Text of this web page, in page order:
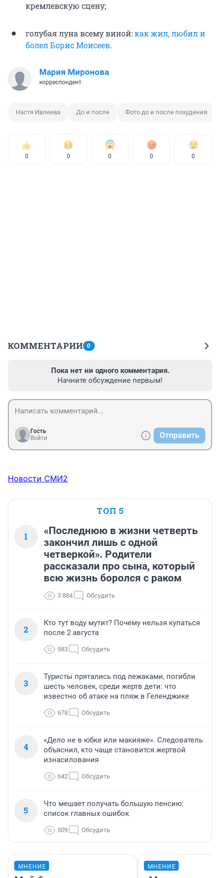
кремлевскую сцену;
голубая луна всему виной:как жил, любил и
болел Борис Моисеев.
Мария Миронова
корреспондент
Настя Ивлеева До и после Фото до и после похудения
0 0 0 0 0
КОММЕНТАРИИ 0
Пока нет ни одного комментария.
Начните обсуждение первым!
Гость
Войти
Отправить
Новости СМИ2
ТОП 5
1
«Последнюю в жизни четверть
закончил лишь с одной
четверкой». Родители
рассказали про сына, который
всю жизнь боролся с раком
3 884 Обсудить
2
Кто тут воду мутит? Почему нельзя купаться
после 2 августа
983 Обсудить
3
Туристы прятались под лежаками, погибли
шесть человек, среди жертв дети: что
известно об атаке на пляж в Геленджике
678 Обсудить
4
«Дело не в юбке или макияже». Следователь
объяснил, кто чаще становится жертвой
изнасилования
642 Обсудить
5
Что мешает получать большую пенсию:
список главных ошибок
509 Обсудить
МНЕНИЕ МНЕНИЕ